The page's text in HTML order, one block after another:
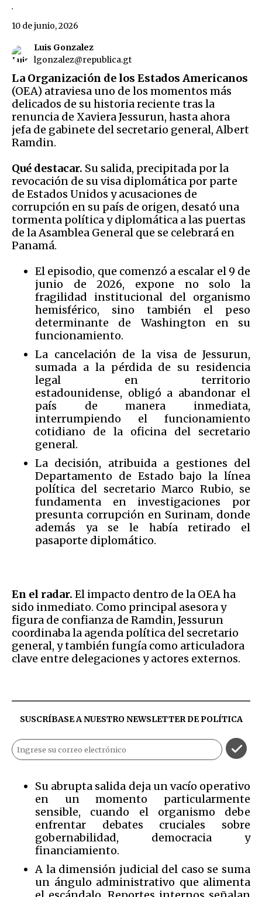
.
Luis Gonzalez
lgonzalez@republica.gt
10 de junio, 2026
La Organización de los Estados Americanos
(OEA) atraviesa uno de los momentos más
delicados de su historia reciente tras la
renuncia de Xaviera Jessurun, hasta ahora
jefa de gabinete del secretario general, Albert
Ramdin.
Qué destacar. Su salida, precipitada por la
revocación de su visa diplomática por parte
de Estados Unidos y acusaciones de
corrupción en su país de origen, desató una
tormenta política y diplomática a las puertas
de la Asamblea General que se celebrará en
Panamá.
El episodio, que comenzó a escalar el 9 de
junio de 2026, expone no solo la
fragilidad institucional del organismo
hemisférico, sino también el peso
determinante de Washington en su
funcionamiento.
La cancelación de la visa de Jessurun,
sumada a la pérdida de su residencia
legal en territorio
estadounidense, obligó a abandonar el
país de manera inmediata,
interrumpiendo el funcionamiento
cotidiano de la oficina del secretario
general.
La decisión, atribuida a gestiones del
Departamento de Estado bajo la línea
política del secretario Marco Rubio, se
fundamenta en investigaciones por
presunta corrupción en Surinam, donde
además ya se le había retirado el
pasaporte diplomático.
En el radar. El impacto dentro de la OEA ha
sido inmediato. Como principal asesora y
figura de confianza de Ramdin, Jessurun
coordinaba la agenda política del secretario
general, y también fungía como articuladora
clave entre delegaciones y actores externos.
SUSCRÍBASE A NUESTRO NEWSLETTER DEPOLÍTICA
Su abrupta salida deja un vacío operativo
en un momento particularmente
sensible, cuando el organismo debe
enfrentar debates cruciales sobre
gobernabilidad, democracia y
financiamiento.
A la dimensión judicial del caso se suma
un ángulo administrativo que alimenta